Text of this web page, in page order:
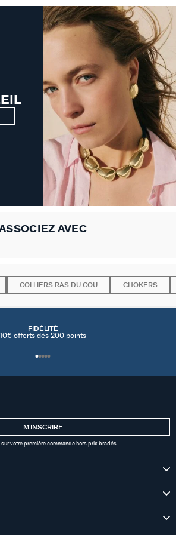
AVEC
COLLIERS RAS DU COU CHOKERS
FIDÉLITÉ
10€ offerts dés 200 points
MʼINSCRIRE
votre première commande hors prix bradés.